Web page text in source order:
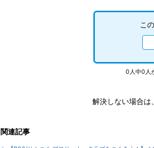
こ
0人中0人
解決しない場合は、
関連記事